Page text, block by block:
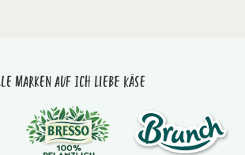
Marken auf Ich liebe Käse